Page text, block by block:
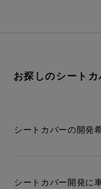
お探しのシート
シートカバーの開発
シートカバー開発に